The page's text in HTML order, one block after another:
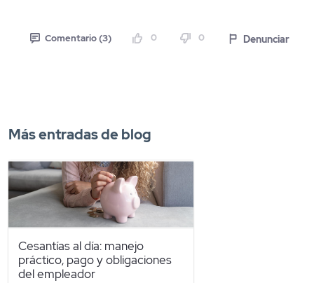
Comentario (3) 0 0 Denunciar
Más entradas de blog
Cesantías al día: manejo
práctico, pago y obligaciones
del empleador